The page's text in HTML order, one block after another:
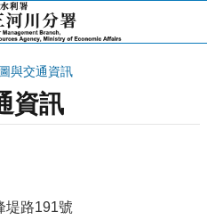
與交通資訊
資訊
堤路191號